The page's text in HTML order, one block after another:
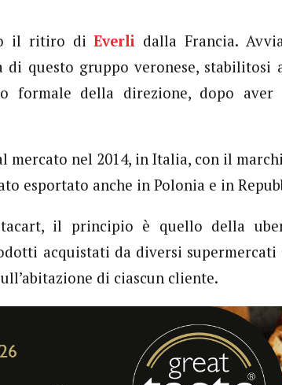
il ritiro diEverli dalla Francia.
di questo gruppo veronese, stabilitosi
formale della direzione, dopo aver
mercato nel 2014, in Italia, con il
esportato anche in Polonia e in
il principio è quello della
acquistati da diversi supermercati
di ciascun cliente.